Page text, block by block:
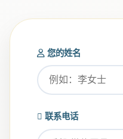
您的姓名
联系电话